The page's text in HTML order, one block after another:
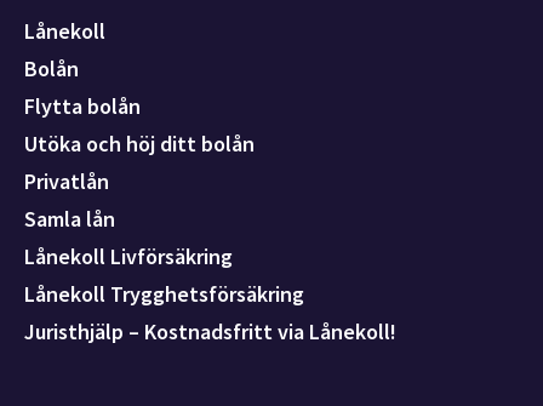
Lånekoll
Bolån
Flytta bolån
Utöka och höj ditt bolån
Privatlån
Samla lån
Lånekoll Livförsäkring
Lånekoll Trygghetsförsäkring
Juristhjälp – Kostnadsfritt via Lånekoll!